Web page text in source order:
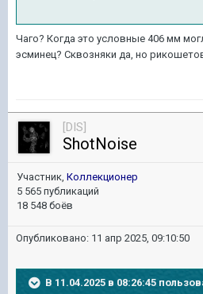
Чаго? Когда это условные 406 мм
эсминец? Сквозняки да, но
[DIS]
ShotNoise
Участник, Коллекционер
5 565 публикаций
18 548 боёв
Опубликовано: 11 апр 2025, 09:10:50
В 11.04.2025 в 08:26:45